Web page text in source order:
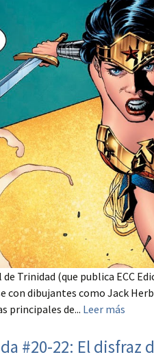
Trinidad (que publica ECC
con dibujantes como Jack
principales de... Leer más
#20-22: El disfraz